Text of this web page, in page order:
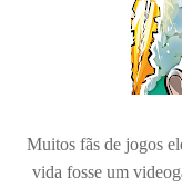
Muitos fãs de jogos
vida fosse um